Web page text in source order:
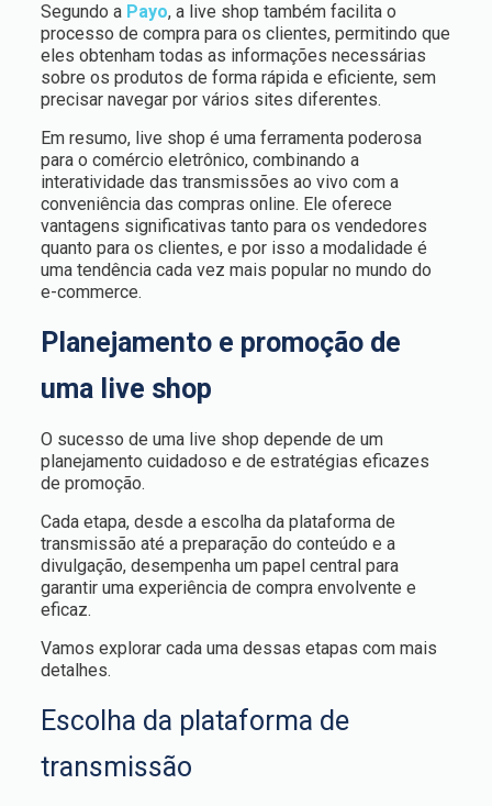
Segundo a Payo, a live shop também facilita o
processo de compra para os clientes, permitindo que
eles obtenham todas as informações necessárias
sobre os produtos de forma rápida e eficiente, sem
precisar navegar por vários sites diferentes.
Em resumo, live shop é uma ferramenta poderosa
para o comércio eletrônico, combinando a
interatividade das transmissões ao vivo com a
conveniência das compras online. Ele oferece
vantagens significativas tanto para os vendedores
quanto para os clientes, e por isso a modalidade é
uma tendência cada vez mais popular no mundo do
e-commerce.
Planejamento e promoção de
uma live shop
O sucesso de uma live shop depende de um
planejamento cuidadoso e de estratégias eficazes
de promoção.
Cada etapa, desde a escolha da plataforma de
transmissão até a preparação do conteúdo e a
divulgação, desempenha um papel central para
garantir uma experiência de compra envolvente e
eficaz.
Vamos explorar cada uma dessas etapas com mais
detalhes.
Escolha da plataforma de
transmissão